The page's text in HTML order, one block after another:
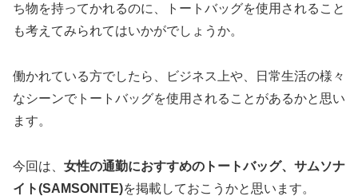
ち物を持ってかれるのに、トートバッグを使用されること
も考えてみられてはいかがでしょうか。
働かれている方でしたら、ビジネス上や、日常生活の様々
なシーンでトートバッグを使用されることがあるかと思い
ます。
今回は、 女性の通勤におすすめのトートバッグ、サムソナ
イト(SAMSONITE)を掲載しておこうかと思います。